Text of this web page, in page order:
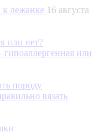
к лежанке 16 августа
или
вязать